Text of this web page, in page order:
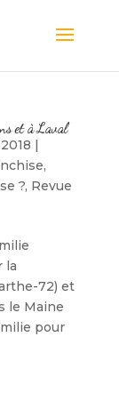
et à Laval
|
,
?, Revue
la
72) et
le Maine
pour